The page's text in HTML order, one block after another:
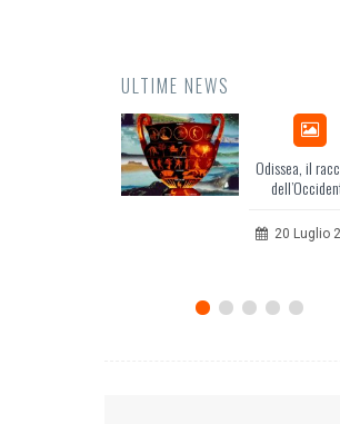
ULTIME NEWS
Odissea, il racconto
dell’Occidente
20 Luglio 2026